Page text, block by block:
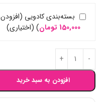
بسته‌بندی کادویی (افزودن
150,000 تومان) (اختیاری)
افزودن به سبد خرید